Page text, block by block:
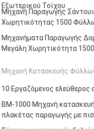
Εξωτερικού Τοίχου
Μηχανή Παραγωγής
Χωρητικότητας 1500
Μηχανήματα Παραγωγής
Μεγάλη Χωρητικότητα
Μηχανή Κατασκευής
10 Εργαζόμενος ελεύθερος
BM-1000 Μηχανή
πλακέτας παραγωγής με